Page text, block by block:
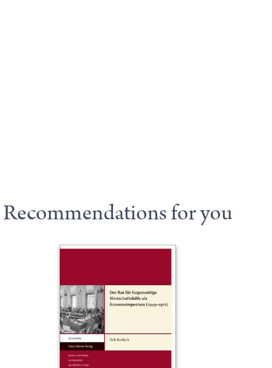
Recommendations for you